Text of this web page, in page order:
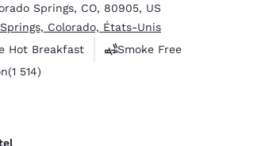
Springs, CO, 80905, US
Colorado, États-Unis
Hot Breakfast
Smoke Free
commentaires
(1 514)